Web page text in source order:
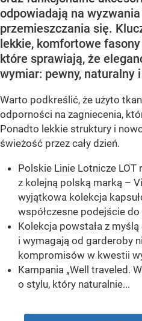
odpowiadają na
przemieszczania się.
lekkie, komfortowe
które sprawiają, że
wymiar: pewny, naturalny
Warto podkreślić, że użyto
odporności na zagniecenia,
Ponadto lekkie struktury i
świeżość przez cały dzień.
Polskie Linie Lotnicze LOT
z kolejną polską marką –
wyjątkowa kolekcja
współczesne podejście
Kolekcja powstała z
i wymagają od garderoby
kompromisów w kwestii
Kampania „Well traveled.
o stylu, który naturalnie...